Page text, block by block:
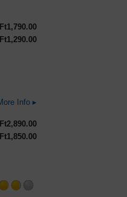
out
of
Ft1,790.00
Ft1,290.00
Info ▸
Ft2,890.00
Ft1,850.00